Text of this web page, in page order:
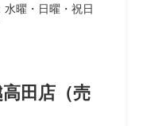
曜・日曜・祝日
田店（売